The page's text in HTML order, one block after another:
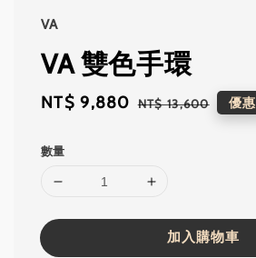
VA
VA 雙色手環
Sale
NT$ 9,880 Regular
NT$ 13,600 優惠
數量
加入購物車